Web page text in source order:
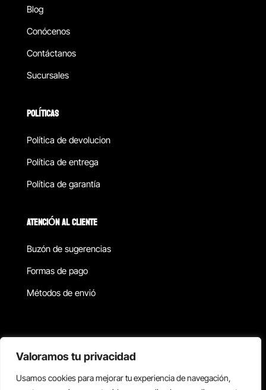
Valoramos tu privacidad
Usamos cookies para mejorar tu experiencia de navegación,
Blog
Conócenos
Contáctanos
Sucursales
POLÍTICAS
Política de devolucion
Política de entrega
Política de garantía
ATENCIÓN AL CLIENTE
Buzón de sugerencias
Formas de pago
Métodos de envió
Copyright © 2026 Reisix. Todos los derechos reservados.